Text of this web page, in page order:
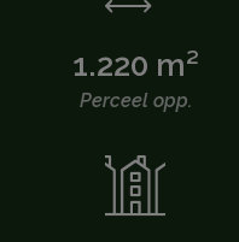
1.220 m²
Perceel opp.